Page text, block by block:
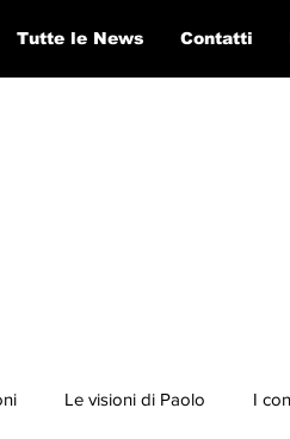
Tutte le News Contatti
Le visioni di Paolo I